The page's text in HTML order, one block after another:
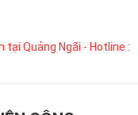
Quảng Ngãi - Hotline :